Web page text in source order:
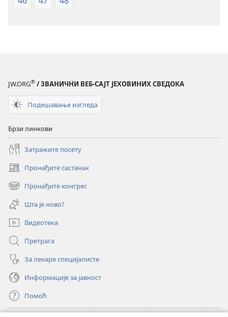
JW.ORG® / ЗВАНИЧНИ ВЕБ-САЈТ ЈЕХОВИНИХ СВЕДОКА
Подешавање изгледа
Брзи линкови
Затражите посету
Пронађите састанак
(отвара
нови
прозор)
Пронађите конгрес
(отвара
нови
прозор)
Шта је ново?
Видеотека
Претрага
За лекаре специјалисте
Информације за јавност
Помоћ